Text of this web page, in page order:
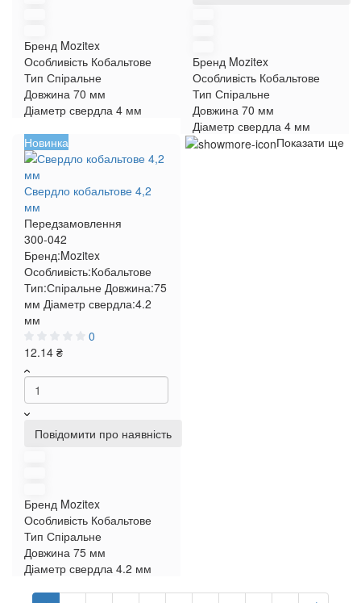
Бренд Mozitex
Особливість Кобальтове
Тип Спіральне
Довжина 70 мм
Діаметр свердла 4 мм
Бренд Mozitex
Особливість Кобальтове
Тип Спіральне
Довжина 70 мм
Діаметр свердла 4 мм
Новинка
Свердло кобальтове 4,2
мм
Передзамовлення
300-042
Бренд:Mozitex
Особливість:Кобальтове
Тип:Спіральне Довжина:75
мм Діаметр свердла:4.2
мм
0
12.14 ₴
Повідомити про наявність
Бренд Mozitex
Особливість Кобальтове
Тип Спіральне
Довжина 75 мм
Діаметр свердла 4.2 мм
Показати ще